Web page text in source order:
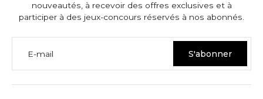
nouveautés, à recevoir des offres exclusives et à
participer à des jeux-concours réservés à nos abonnés.
E-mail S'abonner